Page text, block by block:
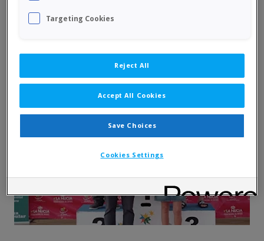
Targeting Cookies
Reject All
Accept All Cookies
Save Choices
Cookies Settings